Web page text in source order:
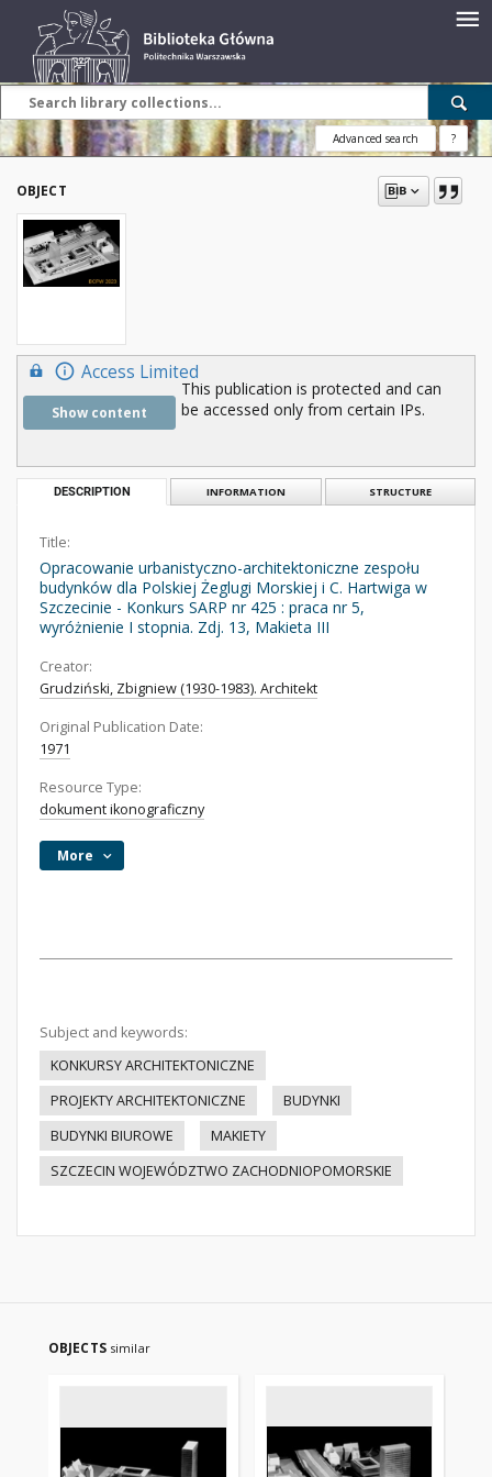
Advanced search ?
OBJECT
Access Limited
Show content
This publication is protected and can
be accessed only from certain IPs.
DESCRIPTION INFORMATION STRUCTURE
Title:
Opracowanie urbanistyczno-architektoniczne zespołu
budynków dla Polskiej Żeglugi Morskiej i C. Hartwiga w
Szczecinie - Konkurs SARP nr 425 : praca nr 5,
wyróżnienie I stopnia. Zdj. 13, Makieta III
Creator:
Grudziński, Zbigniew (1930-1983). Architekt
Original Publication Date:
1971
Resource Type:
dokument ikonograficzny
More
Subject and keywords:
KONKURSY ARCHITEKTONICZNE
PROJEKTY ARCHITEKTONICZNE
BUDYNKI
BUDYNKI BIUROWE
MAKIETY
SZCZECIN WOJEWÓDZTWO ZACHODNIOPOMORSKIE
OBJECTS similar